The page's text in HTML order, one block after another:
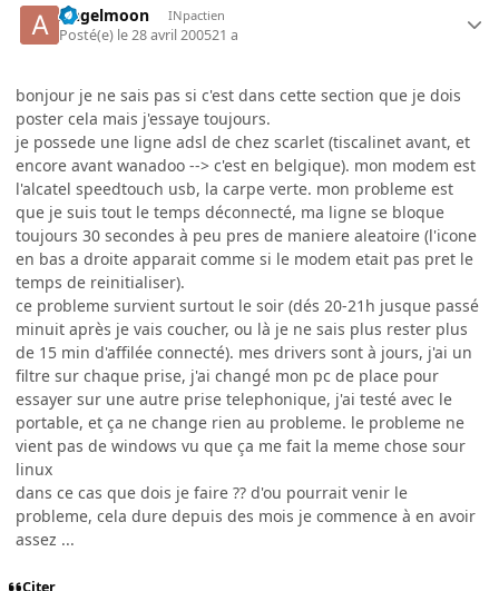
Angelmoon INpactien
Posté(e) le 28 avril 200521 a
bonjour je ne sais pas si c'est dans cette section que je dois
poster cela mais j'essaye toujours.
je possede une ligne adsl de chez scarlet (tiscalinet avant, et
encore avant wanadoo --> c'est en belgique). mon modem est
l'alcatel speedtouch usb, la carpe verte. mon probleme est
que je suis tout le temps déconnecté, ma ligne se bloque
toujours 30 secondes à peu pres de maniere aleatoire (l'icone
en bas a droite apparait comme si le modem etait pas pret le
temps de reinitialiser).
ce probleme survient surtout le soir (dés 20-21h jusque passé
minuit après je vais coucher, ou là je ne sais plus rester plus
de 15 min d'affilée connecté). mes drivers sont à jours, j'ai un
filtre sur chaque prise, j'ai changé mon pc de place pour
essayer sur une autre prise telephonique, j'ai testé avec le
portable, et ça ne change rien au probleme. le probleme ne
vient pas de windows vu que ça me fait la meme chose sour
linux
dans ce cas que dois je faire ?? d'ou pourrait venir le
probleme, cela dure depuis des mois je commence à en avoir
assez ...
Citer